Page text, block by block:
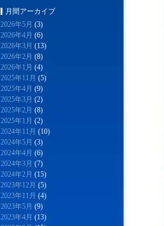
月間アーカイブ
2026年5月 (3)
2026年4月 (6)
2026年3月 (13)
2026年2月 (8)
2026年1月 (4)
2025年11月 (5)
2025年4月 (9)
2025年3月 (2)
2025年2月 (8)
2025年1月 (2)
2024年11月 (10)
2024年5月 (3)
2024年4月 (6)
2024年3月 (7)
2024年2月 (15)
2023年12月 (5)
2023年11月 (4)
2023年5月 (9)
2023年4月 (13)